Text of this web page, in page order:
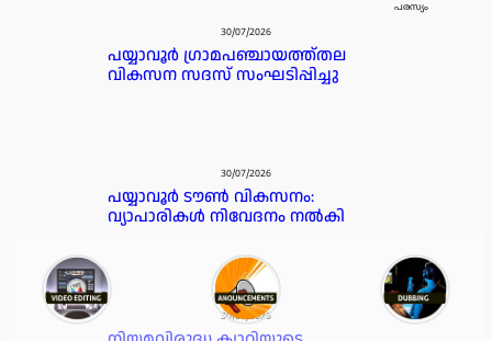
പരസ്യം
30/07/2026
പയ്യാവൂർ ഗ്രാമപഞ്ചായത്ത്തല
വികസന സദസ് സംഘടിപ്പിച്ചു
30/07/2026
പയ്യാവൂർ ടൗൺ വികസനം:
വ്യാപാരികൾ നിവേദനം നൽകി
30/07/2026